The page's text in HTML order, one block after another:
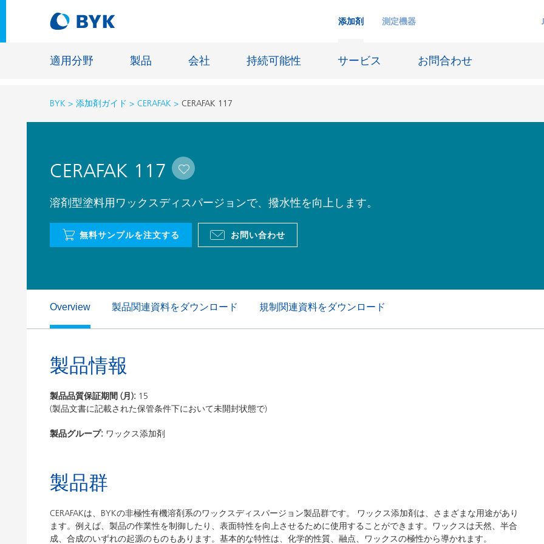
添加剤 測定機器
適用分野 製品 会社 持続可能性 サービス お問合わせ
適用分野別の推奨製品
接着剤およびシーリング材
建築塗料
自動車補修塗料
コイルコーティング
ファイバーサイジング
鋳造および耐火
BYK 添加剤ガイド CERAFAK CERAFAK 117
CERAFAK 117
溶剤型塗料用ワックスディスパージョンで、撥水性を向上します。
無料サンプルを注文する お問い合わせ
Overview 製品関連資料をダウンロード 規制関連資料をダウンロード
製品情報
製品品質保証期間 (月): 15
(製品文書に記載された保管条件下において未開封状態で)
製品グループ: ワックス添加剤
製品群
CERAFAKは、BYKの非極性有機溶剤系のワックスディスパージョン製品群です。 ワックス添加剤は、さまざまな用途があり
ます。例えば、製品の作業性を制御したり、表面特性を向上させるために使用することができます。ワックスは天然、半合
成、合成のいずれの起源のものもあります。基本的な特性は、化学的性質、融点、ワックスの極性から導かれます。